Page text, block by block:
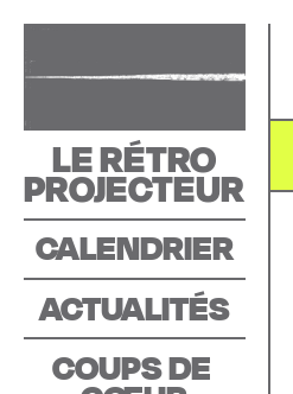
LE RÉTRO
PROJECTEUR
CALENDRIER
ACTUALITÉS
COUPS DE